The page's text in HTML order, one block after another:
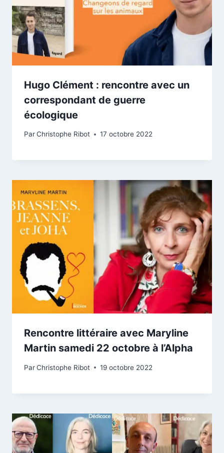
Hugo Clément : rencontre avec un
correspondant de guerre
écologique
ParChristophe Ribot 17 octobre 2022
Rencontre littéraire avec Maryline
Martin samedi 22 octobre à l’Alpha
ParChristophe Ribot 19 octobre 2022